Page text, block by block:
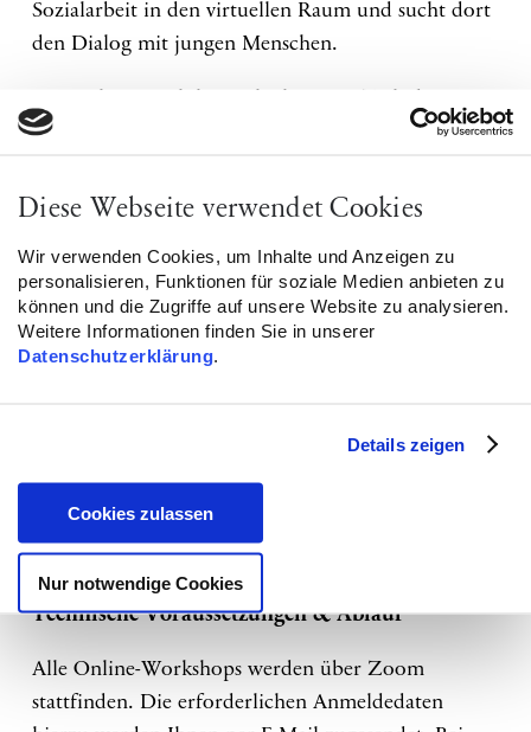
Diese Webseite verwendet Cookies
Wir verwenden Cookies, um Inhalte und Anzeigen zu
personalisieren, Funktionen für soziale Medien anbieten zu
können und die Zugriffe auf unsere Website zu analysieren.
Weitere Informationen finden Sie in unserer
Datenschutzerklärung.
Details zeigen
Cookies zulassen
Nur notwendige Cookies
Sozialarbeit in den virtuellen Raum und sucht dort
den Dialog mit jungen Menschen.
Fachkräfte, mittels theoretischer Grundlagen und
Jugendlichen und jungen Erwachsenen sensibilisiert
islamistischer Radikalisierung und Präventionsarbeit
in virtuellen Communities.
Referent:innen
Islamwissenschaftlerin und Traumafachberaterin
Extremismus
Technische Voraussetzungen & Ablauf
Alle Online-Workshops werden über Zoom
stattfinden. Die erforderlichen Anmeldedaten